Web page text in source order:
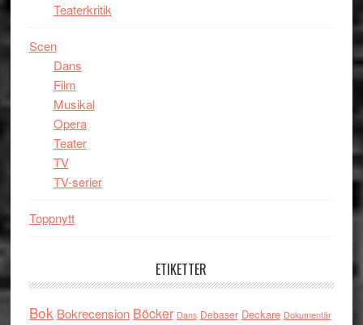
Teaterkritik
Scen
Dans
Film
Musikal
Opera
Teater
TV
TV-serier
Toppnytt
ETIKETTER
Bok Bokrecension Böcker Dans Debaser Deckare Dokumentär